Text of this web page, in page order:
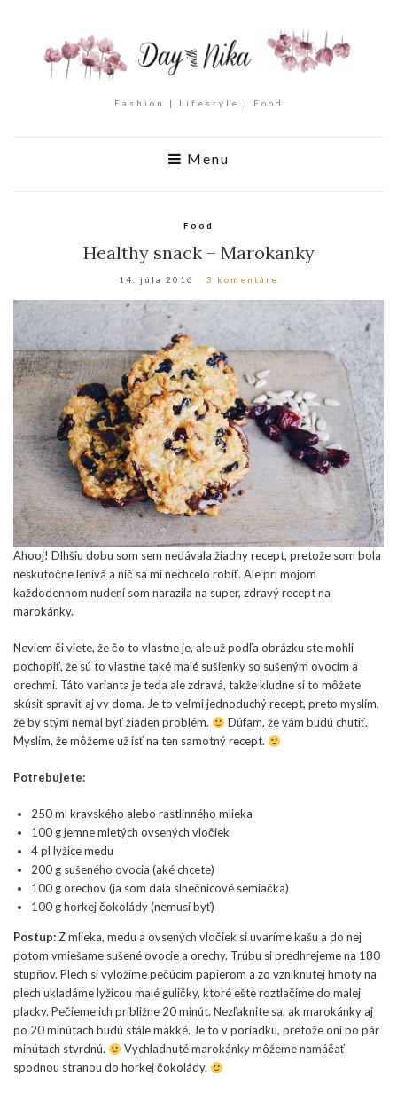
Fashion | Lifestyle | Food
Menu
Food
Healthy snack – Marokanky
14. júla 2016 3 komentáre
Ahooj! Dlhšiu dobu som sem nedávala žiadny recept, pretože som bola
neskutočne lenivá a nič sa mi nechcelo robiť. Ale pri mojom
každodennom nudení som narazila na super, zdravý recept na
marokánky.
Neviem či viete, že čo to vlastne je, ale už podľa obrázku ste mohli
pochopiť, že sú to vlastne také malé sušienky so sušeným ovocím a
orechmi. Táto varianta je teda ale zdravá, takže kludne si to môžete
skúsiť spraviť aj vy doma. Je to veľmi jednoduchý recept, preto myslím,
že by stým nemal byť žiaden problém.
Dúfam, že vám budú chutiť.
Myslím, že môžeme už ísť na ten samotný recept.
Potrebujete:
250 ml kravského alebo rastlinného mlieka
100 g jemne mletých ovsených vločiek
4 pl lyžice medu
200 g sušeného ovocia (aké chcete)
100 g orechov (ja som dala slnečnicové semiačka)
100 g horkej čokolády (nemusí byť)
Postup:Z mlieka, medu a ovsených vločiek si uvaríme kašu a do nej
potom vmiešame sušené ovocie a orechy. Trúbu si predhrejeme na 180
stupňov. Plech si vyložíme pečúcim papierom a zo vzniknutej hmoty na
plech ukladáme lyžicou malé guličky, ktoré ešte roztlačíme do malej
placky. Pečieme ich približne 20 minút. Nezľaknite sa, ak marokánky aj
po 20 minútach budú stále mäkké. Je to v poriadku, pretože oni po pár
minútach stvrdnú.
Vychladnuté marokánky môžeme namáčať
spodnou stranou do horkej čokolády.